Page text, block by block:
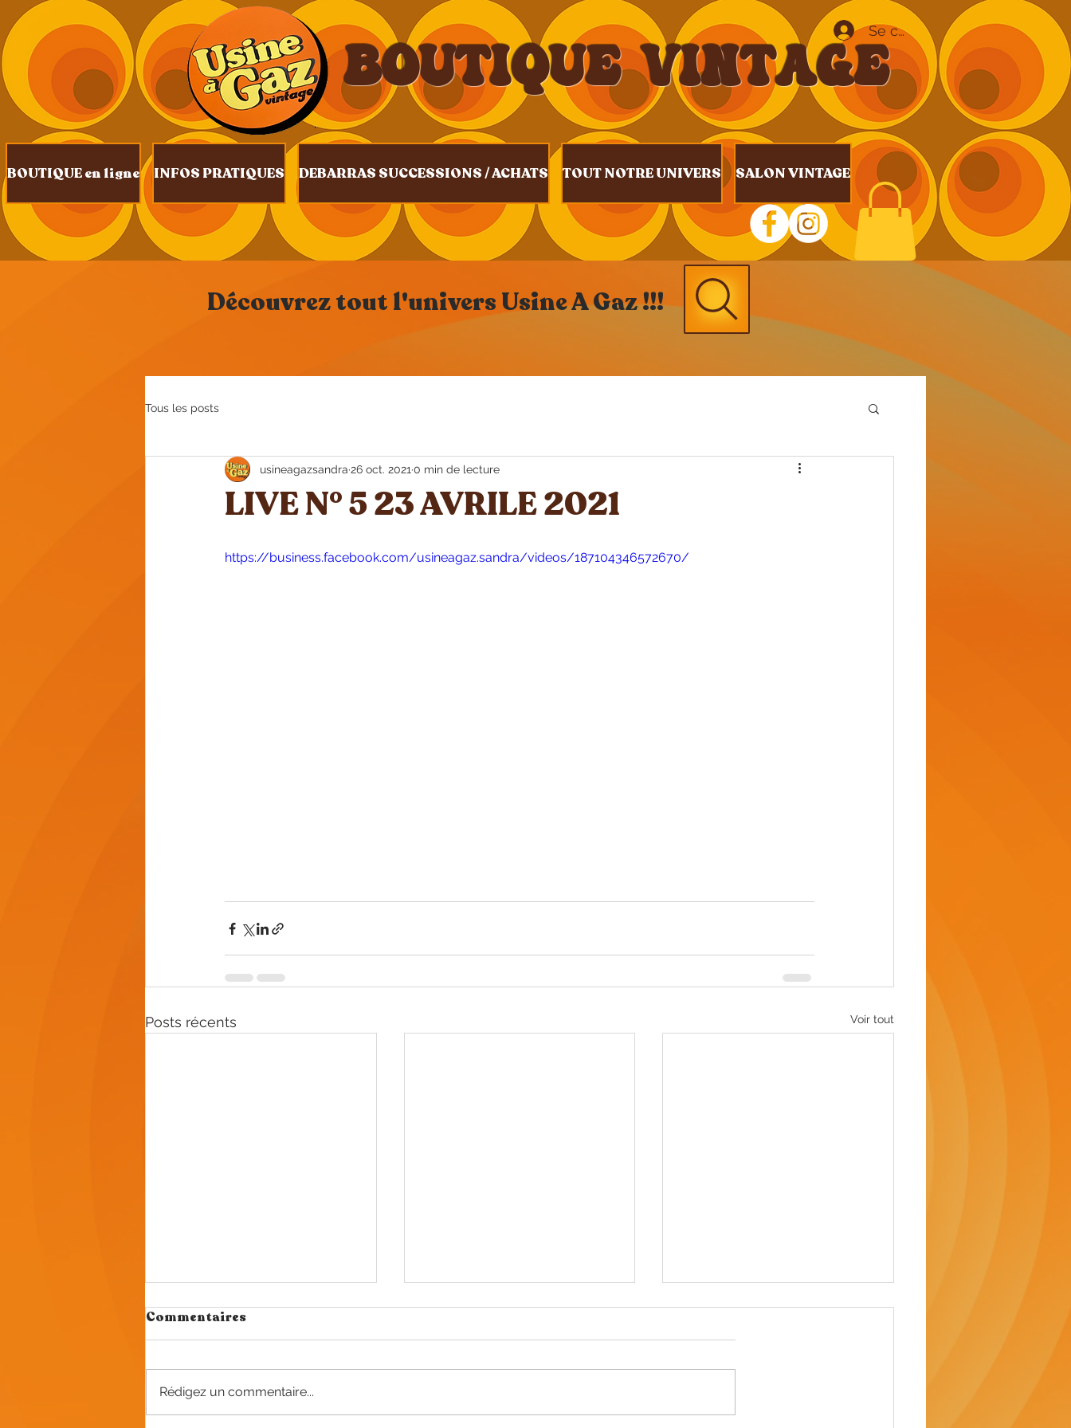
BOUTIQUE VINTAGE
Se connecter
BOUTIQUE en ligne INFOS PRATIQUES DEBARRAS SUCCESSIONS / ACHATS TOUT NOTRE UNIVERS SALON VINTAGE
Découvrez tout l'univers Usine A Gaz !!!
Tous les posts
LIVE N° 5 23 AVRILE 2021
usineagazsandra 26 oct. 2021 0 min de lecture
https://business.facebook.com/usineagaz.sandra/videos/187104346572670/
Posts récents Voir tout
Commentaires
Rédigez un commentaire...